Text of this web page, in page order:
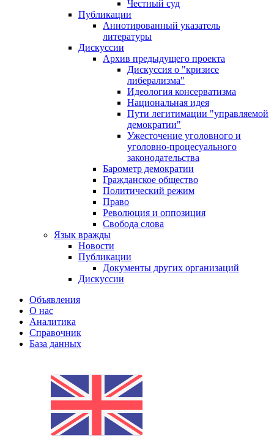
Честный суд
Публикации
Аннотированный указатель
литературы
Дискуссии
Архив предыдущего проекта
Дискуссия о "кризисе
либерализма"
Идеология консерватизма
Национальная идея
Пути легитимации "управляемой
демократии"
Ужесточение уголовного и
уголовно-процесуального
законодательства
Барометр демократии
Гражданское общество
Политический режим
Право
Революция и оппозиция
Свобода слова
Язык вражды
Новости
Публикации
Документы других организаций
Дискуссии
Объявления
О нас
Аналитика
Справочник
База данных